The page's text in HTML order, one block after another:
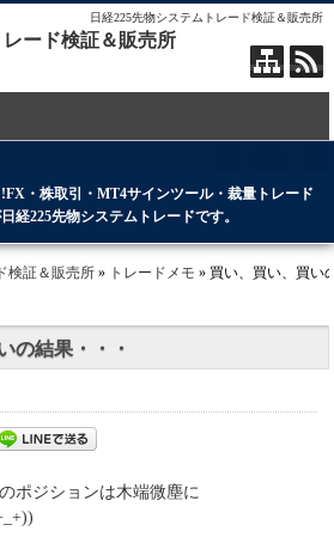
日経225先物システムトレード検証＆販売所
レード検証＆販売所
・株取引・MT4サインツール・裁量トレード
経225先物システムトレードです。
検証＆販売所 » トレードメモ » 買い、買い、買い
の結果・・・
ポジションは木端微塵に